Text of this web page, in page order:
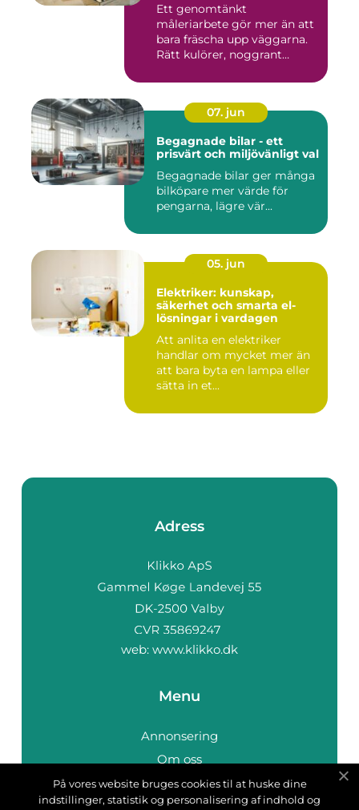
Ett genomtänkt
måleriarbete gör mer än att
bara fräscha upp väggarna.
Rätt kulörer, noggrant
07. jun
Begagnade bilar - ett
prisvärt och miljövänligt val
Begagnade bilar ger många
bilköpare mer värde för
pengarna, lägre vär...
05. jun
Elektriker: kunskap,
säkerhet och smarta el-
lösningar i vardagen
Att anlita en elektriker
handlar om mycket mer än
att bara byta en lampa eller
sätta in et...
Adress
web: www.klikko.dk
Menu
Annonsering
Om oss
Cookies
Kontakta oss
På vores website bruges cookies til at huske dine
indstillinger, statistik og personalisering af indhold og